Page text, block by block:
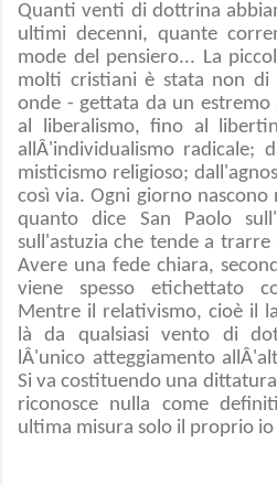
Quanti venti di dottrina
ultimi decenni, quante
mode del pensiero... La
molti cristiani è stata non di
onde - gettata da un
al liberalismo, fino al
allÂ'individualismo radicale;
misticismo religioso;
così via. Ogni giorno nascono
quanto dice San Paolo
sull'astuzia che tende a
Avere una fede chiara,
viene spesso etichettato
Mentre il relativismo, cioè il
là da qualsiasi vento di
lÂ'unico atteggiamento
Si va costituendo una
riconosce nulla come
ultima misura solo il proprio io